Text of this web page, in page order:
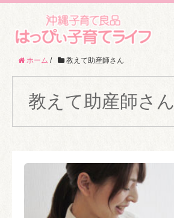
ホーム / 教えて助産師さん
教えて助産師さん